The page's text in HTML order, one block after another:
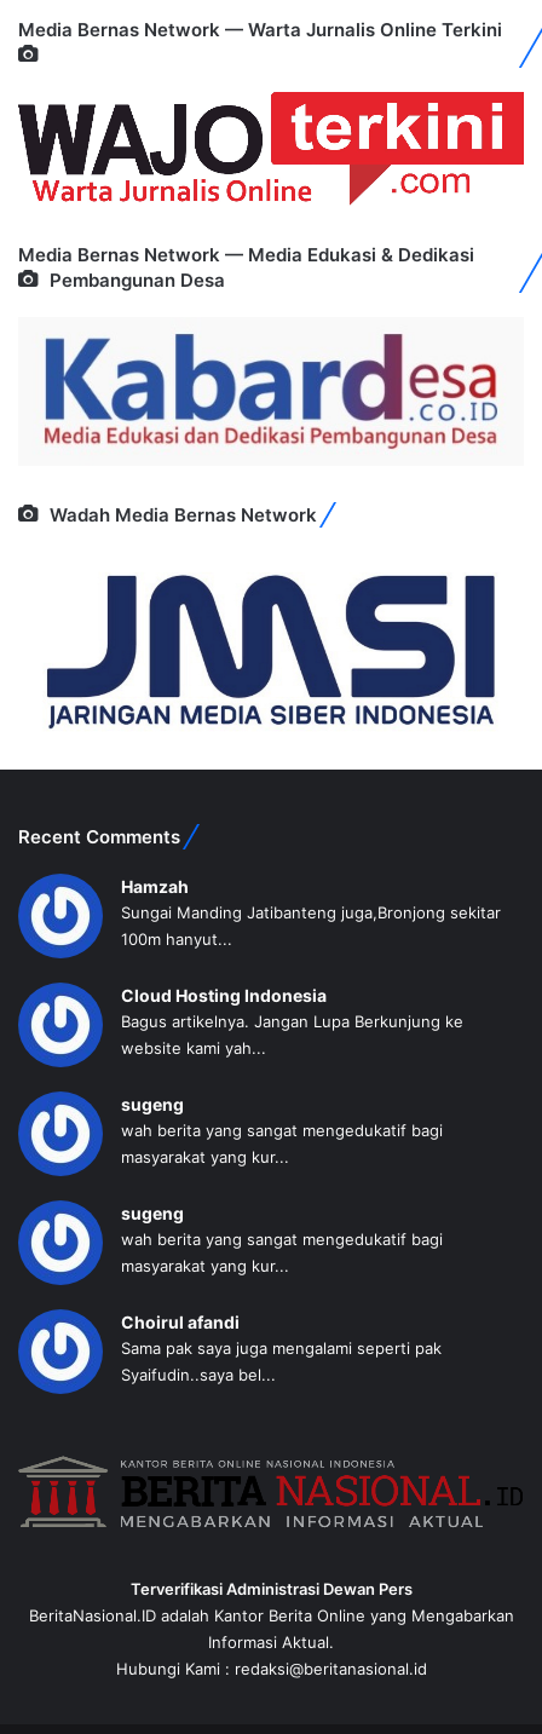
Media Bernas Network — Warta Jurnalis Online Terkini
Media Bernas Network — Media Edukasi & Dedikasi
Pembangunan Desa
Wadah Media Bernas Network
Recent Comments
Hamzah
Sungai Manding Jatibanteng juga,Bronjong sekitar
100m hanyut...
Cloud Hosting Indonesia
Bagus artikelnya. Jangan Lupa Berkunjung ke
website kami yah...
sugeng
wah berita yang sangat mengedukatif bagi
masyarakat yang kur...
sugeng
wah berita yang sangat mengedukatif bagi
masyarakat yang kur...
Choirul afandi
Sama pak saya juga mengalami seperti pak
Syaifudin..saya bel...
Terverifikasi Administrasi Dewan Pers
BeritaNasional.ID adalah Kantor Berita Online yang Mengabarkan
Informasi Aktual.
Hubungi Kami : redaksi@beritanasional.id